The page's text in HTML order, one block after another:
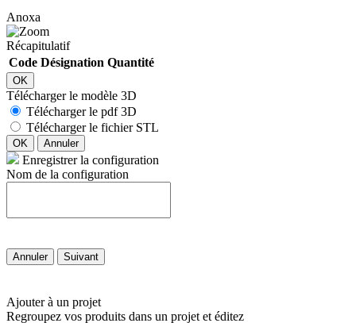
Anoxa
Récapitulatif
Code Désignation Quantité
OK
Télécharger le modèle 3D
Télécharger le pdf 3D
Télécharger le fichier STL
OK Annuler
Enregistrer la configuration
Nom de la configuration
Annuler Suivant
Ajouter à un projet
Regroupez vos produits dans un projet et éditez